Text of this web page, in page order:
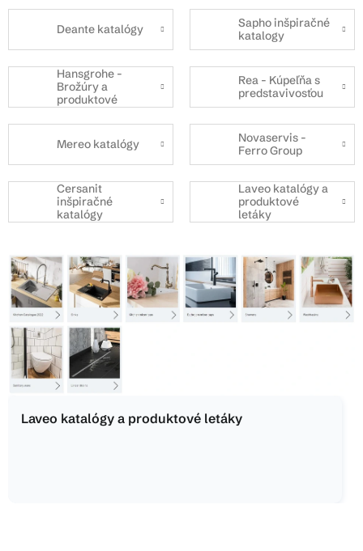
Deante katalógy
Sapho inšpiračné
katalogy
Hansgrohe -
Brožúry a
produktové
katalógy
Rea - Kúpeľňa s
predstavivosťou
Mereo katalógy
Novaservis -
Ferro Group
Cersanit
inšpiračné
katalógy
Laveo katalógy a
produktové
letáky
V
ý
p
s
č
á
Laveo katalógy a produktové letáky